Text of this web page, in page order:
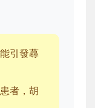
引發蕁
者，胡